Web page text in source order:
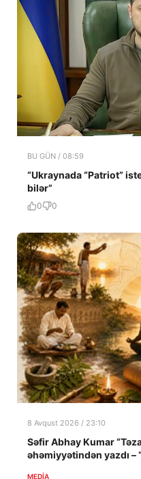
BU GÜN / 08:59
“Ukraynada “Patriot”
bilər”
0 0
8 Avqust 2026 / 23:10
Səfir Abhay Kumar
əhəmiyyətindən yazdı
MEDİA